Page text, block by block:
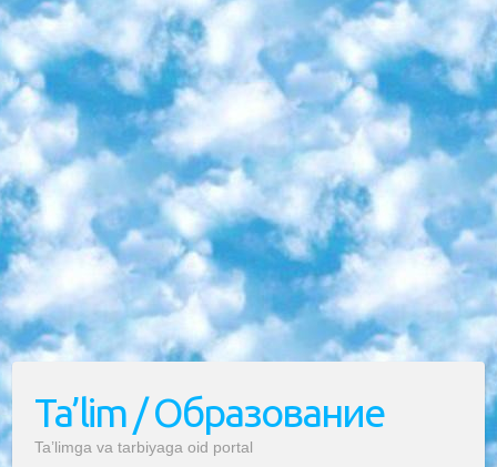
Ta’lim / Образование
Ta’limga va tarbiyaga oid portal